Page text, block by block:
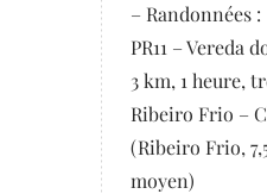
– Randonnées :
PR11 – Vereda
3 km, 1 heure,
Ribeiro Frio –
(Ribeiro Frio,
moyen)